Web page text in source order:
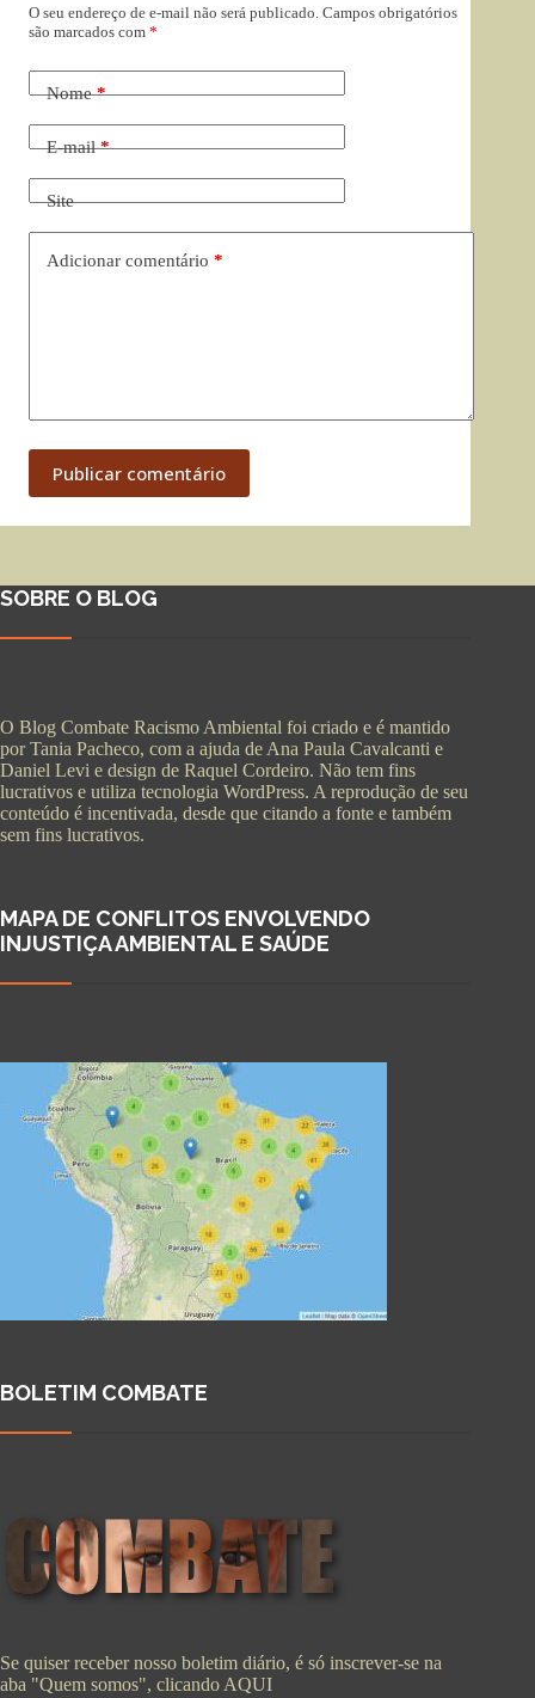
O seu endereço de e-mail não será publicado. Campos obrigatórios
são marcados com *
Nome*
E-mail*
Site
Adicionar comentário *
Publicar comentário
SOBRE O BLOG
O Blog Combate Racismo Ambiental foi criado e é mantido
por Tania Pacheco, com a ajuda de Ana Paula Cavalcanti e
Daniel Levi e design de Raquel Cordeiro. Não tem fins
lucrativos e utiliza tecnologia WordPress. A reprodução de seu
conteúdo é incentivada, desde que citando a fonte e também
sem fins lucrativos.
MAPA DE CONFLITOS ENVOLVENDO
INJUSTIÇA AMBIENTAL E SAÚDE
BOLETIM COMBATE
Se quiser receber nosso boletim diário, é só inscrever-se na
aba "Quem somos", clicando AQUI